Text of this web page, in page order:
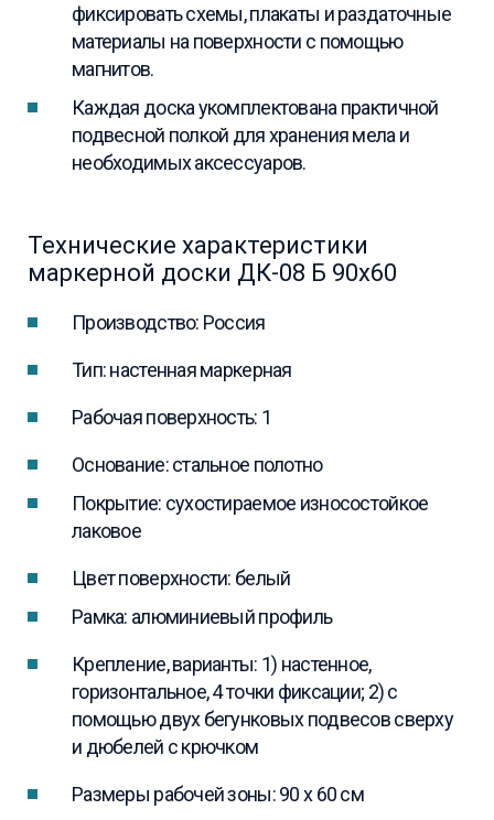
фиксировать схемы, плакаты и раздаточные
материалы на поверхности с помощью
магнитов.
Каждая доска укомплектована практичной
подвесной полкой для хранения мела и
необходимых аксессуаров.
Технические характеристики
маркерной доски ДК-08 Б 90х60
Производство: Россия
Тип: настенная маркерная
Рабочая поверхность: 1
Основание: стальное полотно
Покрытие: сухостираемое износостойкое
лаковое
Цвет поверхности: белый
Рамка: алюминиевый профиль
Крепление, варианты: 1) настенное,
горизонтальное, 4 точки фиксации; 2) с
помощью двух бегунковых подвесов сверху
и дюбелей с крючком
Размеры рабочей зоны: 90 x 60 см